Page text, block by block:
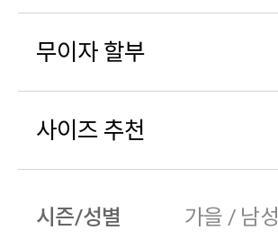
무이자 할부
사이즈 추천
시즌/성별
가을 / 남성